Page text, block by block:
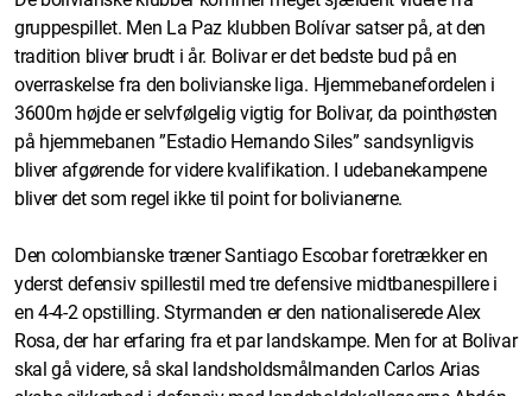
gruppespillet. Men La Paz klubben Bolívar satser på, at den
tradition bliver brudt i år. Bolivar er det bedste bud på en
overraskelse fra den bolivianske liga. Hjemmebanefordelen i
3600m højde er selvfølgelig vigtig for Bolivar, da pointhøsten
på hjemmebanen ”Estadio Hernando Siles” sandsynligvis
bliver afgørende for videre kvalifikation. I udebanekampene
bliver det som regel ikke til point for bolivianerne.
Den colombianske træner Santiago Escobar foretrækker en
yderst defensiv spillestil med tre defensive midtbanespillere i
en 4-4-2 opstilling. Styrmanden er den nationaliserede Alex
Rosa, der har erfaring fra et par landskampe. Men for at Bolivar
skal gå videre, så skal landsholdsmålmanden Carlos Arias